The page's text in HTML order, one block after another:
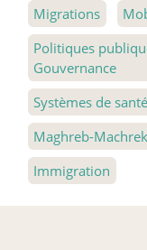
Migrations
Politiques
Gouvernance
Systèmes de santé
Maghreb-Machrek
Immigration